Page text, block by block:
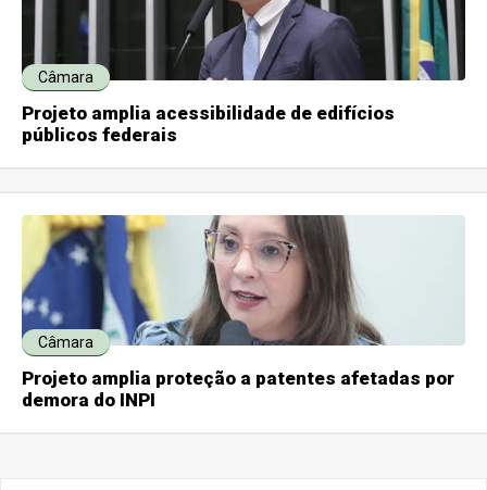
Câmara
Projeto amplia acessibilidade de edifícios
públicos federais
Câmara
Projeto amplia proteção a patentes afetadas por
demora do INPI